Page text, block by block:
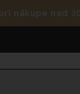
nákupe nad